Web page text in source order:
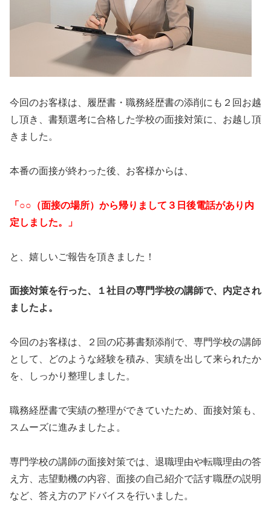
今回のお客様は、履歴書・職務経歴書の添削にも２回お越
し頂き、書類選考に合格した学校の面接対策に、お越し頂
きました。
本番の面接が終わった後、お客様からは、
「○○（面接の場所）から帰りまして３日後電話があり内
定しました。」
と、嬉しいご報告を頂きました！
面接対策を行った、１社目の専門学校の講師で、内定され
ましたよ。
今回のお客様は、２回の応募書類添削で、専門学校の講師
として、どのような経験を積み、実績を出して来られたか
を、しっかり整理しました。
職務経歴書で実績の整理ができていたため、面接対策も、
スムーズに進みましたよ。
専門学校の講師の面接対策では、退職理由や転職理由の答
え方、志望動機の内容、面接の自己紹介で話す職歴の説明
など、答え方のアドバイスを行いました。